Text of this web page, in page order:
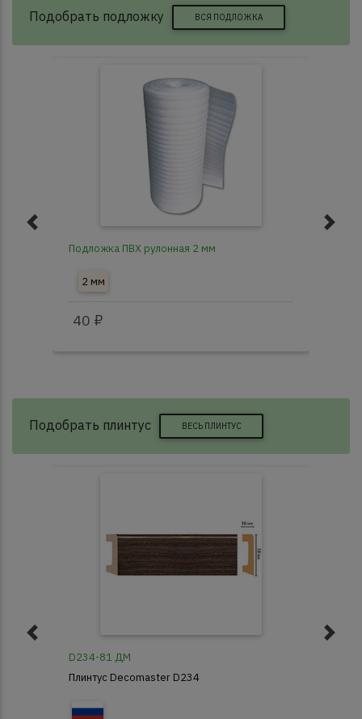
Подобрать подложку ВСЯ ПОДЛОЖКА
Подложка ПВХ рулонная 2 мм
2 мм
40 ₽
Подобрать плинтус ВЕСЬ ПЛИНТУС
D234-81 ДМ
Плинтус Decomaster D234